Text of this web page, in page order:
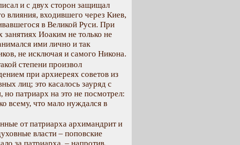
и с двух сторон защищал
влияния, входившего через Киев,
в Великой Руси. При
Иоаким не только не
ими лично и так
не исключая и самого Никона.
степени произвол
при архиереях советов из
лиц; это касалось зауряд с
патриарх на это не посмотрел:
всему, что мало нуждался в
от патриарха архимандрит и
власти – поповские